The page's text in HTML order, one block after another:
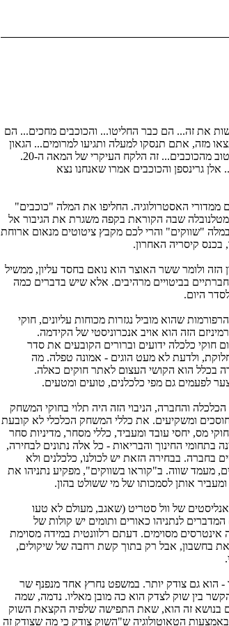
את זה... הם כבר החליטו... והכוכבים מחכים... הם
מזה, אתם תנסקו למעלה ותגיעו למרומים... הגאון
הכי גדול עלי אדמות תמיד יודע פחות טוב מהכוכבים... זה הלקח העיקרי של המאה ה-20.
גרינספן והכוכבים אמרו שאנחנו נצא
האסטרולוגיה. החליפו את המלה "כוכבים"
מטלנובלה שבה הקוראת בקפה משגרת את הגיבור אל
"שווקים" והרי לכם מקבץ ציטוטים מנאום ארוחת
בכנס קיסריה האחרון.
הזה ולומר ששר האוצר הוא נואם בחסד עליון, ממשיל
בביטויים מרהיבים. אלא שיש בדברים כמה
היום.
שהוא מוביל נגזרות מכוחות עליונים, חוקי
הזה הוא אויב אנכרוניסטי של הקידמה.
חוקי כלכלה ידועים וברורים הקובעים את סדר
ולדעת לא מעט הוגים - אמונה טפלה. מה
בכלל הוא הקושי העצום לאתר חוקים כאלה.
לפעמים גם מפי כלכלנים, טועים ומטעים.
והחברה, הניבוי הזה היה תלוי בחוקי המשחק
ומשקיעים. את כללי המשחק הכלכלי לא קובעת
מס, יחסי עובד ומעביד, כללי מסחר, מדיניות סחר
בתחומי החינוך והבריאות - כל אלה נתונים לבחירה,
בחברה. בבחירה הזאת יש לכולנו, כלכלנים ולא
מעמד שווה. ב"קוראו בשווקים", מפקיע נתניהו את
אותן לסמכותו של מי ששולט בהון.
של וול סטריט (שאגב, מעולם לא טעו
לנתניהו כאורים ותומים יש קולות של
אינטרסים מסוימים. דעתם רלוונטית במידה מסוימת
בחשבון, אבל רק בתוך קשת רחבה של שיקולים,
- הוא גם צודק יותר. במשפט נחרץ אחד מנפנף שר
בין שוק לצדק הוא כה מובן מאליו. נדמה, שמה
בנושא זה הוא, שאת התפישה שלפיה הקצאת השוק
הטאוטולוגיה ש"השוק צודק כי מה שצודק זה